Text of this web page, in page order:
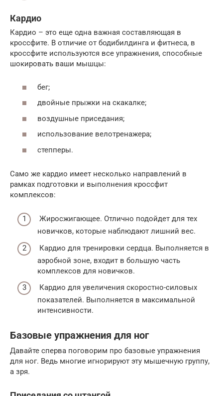
Кардио
Кардио – это еще одна важная составляющая в
кроссфите. В отличие от бодибилдинга и фитнеса, в
кроссфите используются все упражнения, способные
шокировать ваши мышцы:
бег;
двойные прыжки на скакалке;
воздушные приседания;
использование велотренажера;
степперы.
Само же кардио имеет несколько направлений в
рамках подготовки и выполнения кроссфит
комплексов:
Жиросжигающее. Отлично подойдет для тех
новичков, которые наблюдают лишний вес.
Кардио для тренировки сердца. Выполняется в
аэробной зоне, входит в большую часть
комплексов для новичков.
Кардио для увеличения скоростно-силовых
показателей. Выполняется в максимальной
интенсивности.
Базовые упражнения для ног
Давайте сперва поговорим про базовые упражнения
для ног. Ведь многие игнорируют эту мышечную группу,
а зря.